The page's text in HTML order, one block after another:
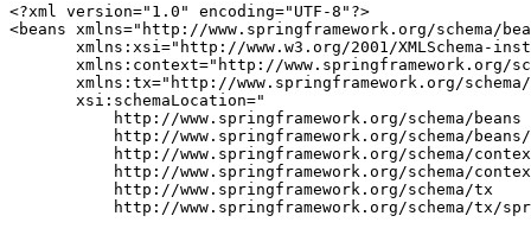
<?xml version="1.0" encoding="UTF-8" ?>
<beans xmlns="http://www.springframework.org/schema/
xmlns:xsi ="http://www.w3.org/2001/XMLSchema-
xmlns:context="http://www.springframework.org/
xmlns:tx="http://www.springframework.org/
xsi:schemaLocation="
           http://www.springframework.org/schema/beans
http://www.springframework.org/schema/
http://www.springframework.org/schema/
http://www.springframework.org/schema/
           http://www.springframework.org/schema/tx
http://www.springframework.org/schema/tx/